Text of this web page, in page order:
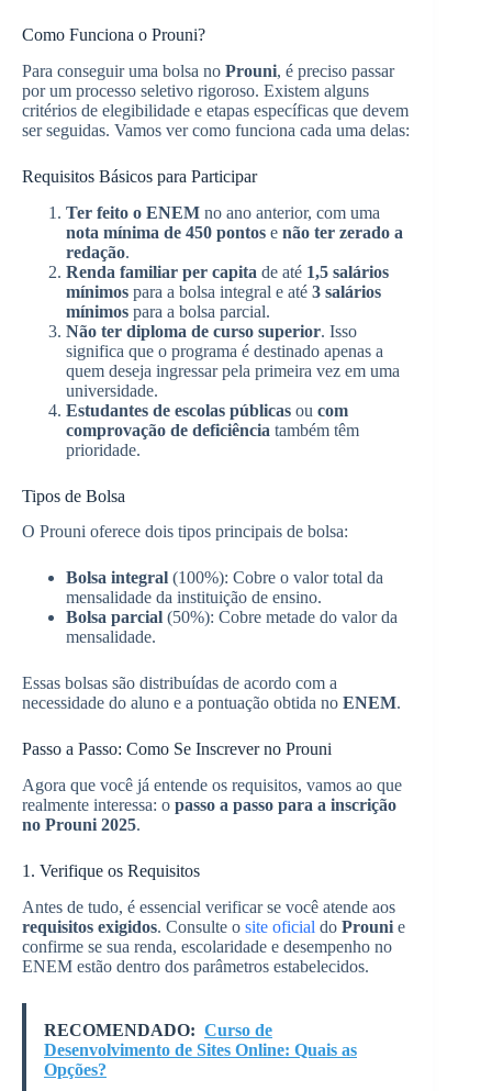
Como Funciona o Prouni?
Para conseguir uma bolsa no Prouni, é preciso passar
por um processo seletivo rigoroso. Existem alguns
critérios de elegibilidade e etapas específicas que devem
ser seguidas. Vamos ver como funciona cada uma delas:
Requisitos Básicos para Participar
Ter feito o ENEM no ano anterior, com uma
nota mínima de 450 pontos e não ter zerado a
redação.
Renda familiar per capita de até 1,5 salários
mínimos para a bolsa integral e até 3 salários
mínimos para a bolsa parcial.
Não ter diploma de curso superior. Isso
significa que o programa é destinado apenas a
quem deseja ingressar pela primeira vez em uma
universidade.
Estudantes de escolas públicas ou com
comprovação de deficiência também têm
prioridade.
Tipos de Bolsa
O Prouni oferece dois tipos principais de bolsa:
Bolsa integral (100%): Cobre o valor total da
mensalidade da instituição de ensino.
Bolsa parcial (50%): Cobre metade do valor da
mensalidade.
Essas bolsas são distribuídas de acordo com a
necessidade do aluno e a pontuação obtida no ENEM.
Passo a Passo: Como Se Inscrever no Prouni
Agora que você já entende os requisitos, vamos ao que
realmente interessa: o passo a passo para a inscrição
no Prouni 2025.
1. Verifique os Requisitos
Antes de tudo, é essencial verificar se você atende aos
requisitos exigidos. Consulte o site oficial do Prouni e
confirme se sua renda, escolaridade e desempenho no
ENEM estão dentro dos parâmetros estabelecidos.
RECOMENDADO: Curso de
Desenvolvimento de Sites Online: Quais as
Opções?